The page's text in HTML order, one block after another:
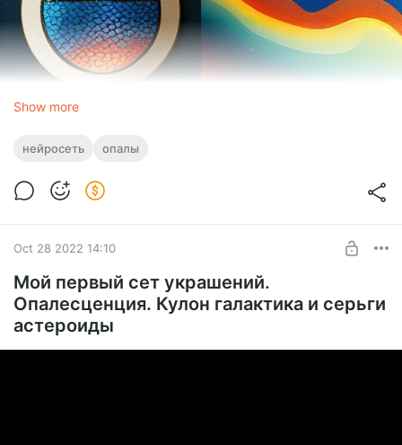
Show more
нейросеть опалы
Oct 28 2022 14:10
Мой первый сет украшений.
Опалесценция. Кулон галактика и серьги
астероиды